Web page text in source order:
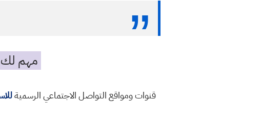
مهم لك
قنوات ومواقع التواصل الاجتماعي الرسمية